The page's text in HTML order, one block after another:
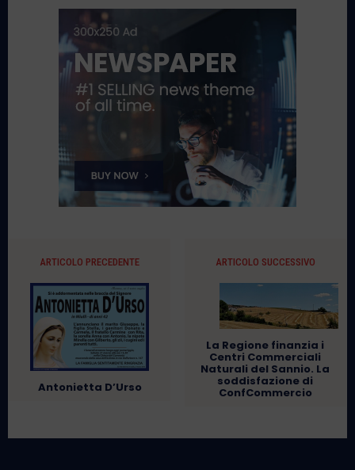
ARTICOLO PRECEDENTE
Antonietta D’Urso
ARTICOLO SUCCESSIVO
La Regione finanzia i
Centri Commerciali
Naturali del Sannio. La
soddisfazione di
ConfCommercio